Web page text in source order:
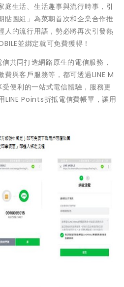
庭生活、生活趣事與流行時事，引
貼圖組」為菜朝首次和企業合作推
人的流行用語，勢必將再次引發熱
並綁定就可免費獲得！
信共同打造網路原生的電信服務，
與客戶服務等，都可透過LINE M
便利的一站式電信體驗，服務更
LINE Points折抵電信費帳單，讓用